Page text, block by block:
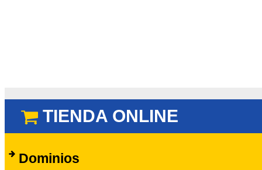
TIENDA ONLINE
Dominios